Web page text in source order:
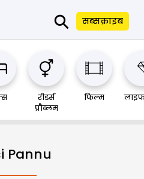
⚲ सब्सक्राइब
रीडर्स
प्रौब्लम
फिल्म
Pannu